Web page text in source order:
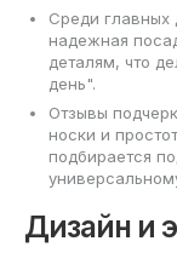
Среди главных
надежная
деталям, что
день".
Отзывы
носки и
подбирается
Дизайн и